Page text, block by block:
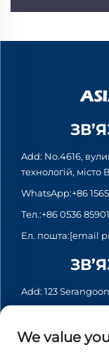
Add: No.4616,
технологій,
WhatsApp:+86
Тел.:+86 0536
Ел. пошта:[email
Add: 123
Тел.: +65 6935 2033
We value